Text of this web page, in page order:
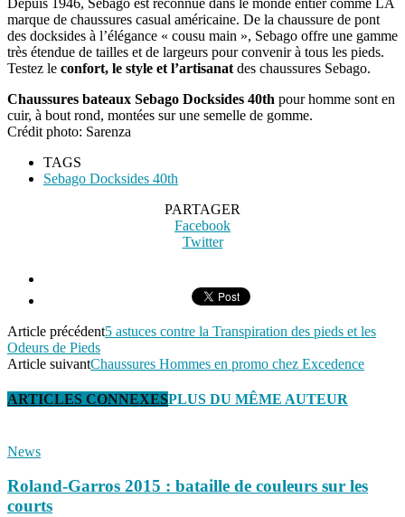
Depuis 1946, Sebago est reconnue dans le monde entier comme LA
marque de chaussures casual américaine. De la chaussure de pont
des docksides à l’élégance « cousu main », Sebago offre une gamme
très étendue de tailles et de largeurs pour convenir à tous les pieds.
Testez le confort, le style et l’artisanat des chaussures Sebago.
Chaussures bateaux Sebago Docksides 40th pour homme sont en
cuir, à bout rond, montées sur une semelle de gomme.
Crédit photo: Sarenza
TAGS
Sebago Docksides 40th
PARTAGER
Facebook
Twitter
Article précédent5 astuces contre la Transpiration des pieds et les
Odeurs de Pieds
Article suivantChaussures Hommes en promo chez Excedence
ARTICLES CONNEXESPLUS DU MÊME AUTEUR
News
Roland-Garros 2015 : bataille de couleurs sur les
courts